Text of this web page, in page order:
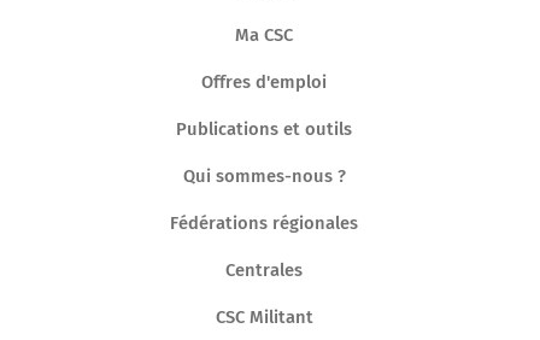
Ma CSC
Offres d'emploi
Publications et outils
Qui sommes-nous ?
Fédérations régionales
Centrales
CSC Militant